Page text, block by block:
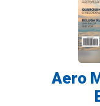
Aero